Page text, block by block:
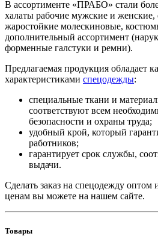
В ассортименте «ПРАБО» стали
халаты рабочие мужские и
жаростойкие молескиновые,
дополнительный ассортимент
форменные галстуки и ремни).
Предлагаемая продукция обладает
характеристиками спецодежды:
специальные ткани и
соответствуют всем
безопасности и охраны труда;
удобный крой, который
работников;
гарантирует срок службы,
выдачи.
Сделать заказ на спецодежду
ценам вы можете на нашем сайте.
Товары